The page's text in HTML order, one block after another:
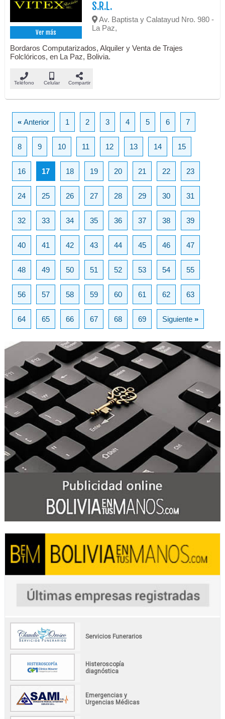
Ver más
S.R.L.
Av. Baptista y Calatayud Nro. 980 -
La Paz,
Bordaros Computarizados, Alquiler y Venta de Trajes
Folclóricos, en La Paz, Bolivia.
Teléfono Celular Compartir
«Anterior 1 2 3 4 5 6 7
8 9 10 11 12 13 14 15
16 17 18 19 20 21 22 23
24 25 26 27 28 29 30 31
32 33 34 35 36 37 38 39
40 41 42 43 44 45 46 47
48 49 50 51 52 53 54 55
56 57 58 59 60 61 62 63
64 65 66 67 68 69 Siguiente»
Servicios Funerarios
Histeroscopía
diagnóstica
Emergencias y
Urgencias Médicas